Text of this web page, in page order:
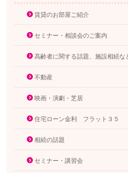
賃貸のお部屋ご紹介
セミナー・相談会のご案内
高齢者に関する話題、施設相続な
不動産
映画・演劇・芝居
住宅ローン金利 フラット３５
相続の話題
セミナー・講習会